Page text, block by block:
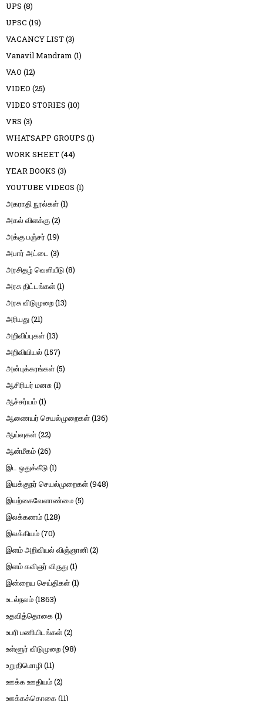
UPS (8)
UPSC (19)
VACANCY LIST(3)
Vanavil Mandram (1)
VAO (12)
VIDEO (25)
VIDEO STORIES (10)
VRS (3)
WHATSAPP GROUPS (1)
WORK SHEET(44)
YEAR BOOKS (3)
YOUTUBE VIDEOS (1)
அகராதி நூல்கள்(1)
அகல் விளக்கு(2)
அக்கு பஞ்சர் (19)
அபார் அட்டை (3)
அரசிதழ் வெளியீடு(8)
அரசு திட்டங்கள்(1)
அரசு விடுமுறை(13)
அரியது(21)
அறிவிப்புகள்(13)
அறிவியியல் (157)
அன்புக்கரங்கள்(5)
ஆசிரியர் மனசு(1)
ஆச்சர்யம்(1)
ஆணையர் செயல்முறைகள்(136)
ஆய்வுகள்(22)
ஆன்மீகம்(26)
இட ஒதுக்கீடு(1)
இயக்குநர் செயல்முறைகள்(948)
இயற்கைவேளாண்மை(5)
இலக்கணம்(128)
இலக்கியம்(70)
இளம் அறிவியல் விஞ்ஞானி(2)
இளம் கவிஞர் விருது(1)
இன்றைய செய்திகள்(1)
உடல்நலம்(1863)
உதவித்தொகை(1)
உபரி பணியிடங்கள்(2)
உள்ளூர் விடுமுறை(98)
உறுதிமொழி(11)
ஊக்க ஊதியம்(2)
ஊக்கத்தொகை(11)